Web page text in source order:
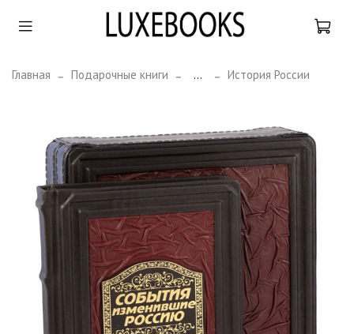
Главная Подарочные книги ... История России